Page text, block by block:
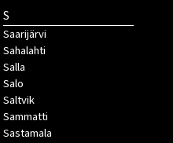
S
Saarijärvi
Sahalahti
Salla
Salo
Saltvik
Sammatti
Sastamala